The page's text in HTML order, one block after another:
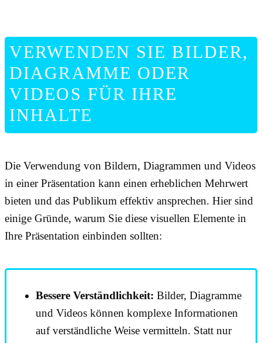
VERWENDEN SIE BILDER,
DIAGRAMME ODER
VIDEOS FÜR IHRE
INHALTE
Die Verwendung von Bildern, Diagrammen und Videos
in einer Präsentation kann einen erheblichen Mehrwert
bieten und das Publikum effektiv ansprechen. Hier sind
einige Gründe, warum Sie diese visuellen Elemente in
Ihre Präsentation einbinden sollten:
Bessere Verständlichkeit: Bilder, Diagramme
und Videos können komplexe Informationen
auf verständliche Weise vermitteln. Statt nur